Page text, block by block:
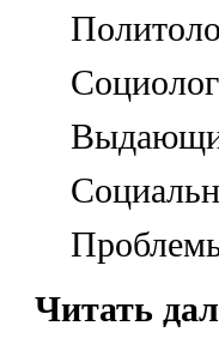
Читать